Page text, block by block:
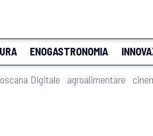
ENOGASTRONOMIA
Digitale agroalimentare